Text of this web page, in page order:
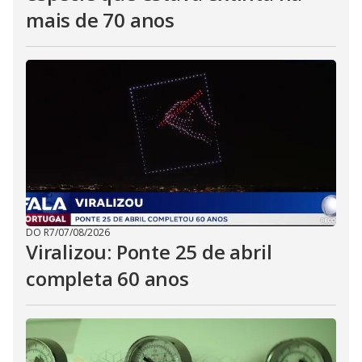
mais de 70 anos
DO R7/07/08/2026
Viralizou: Ponte 25 de abril
completa 60 anos